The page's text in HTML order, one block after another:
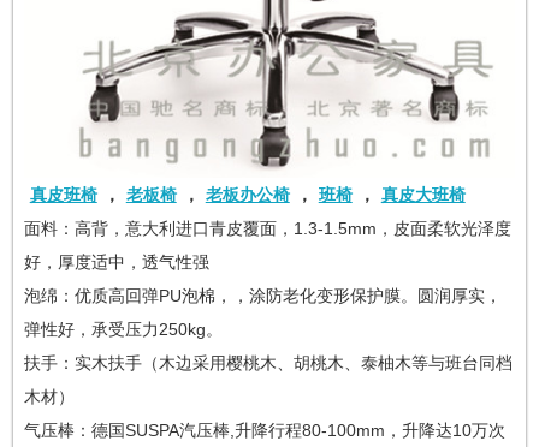
真皮班椅 ， 老板椅 ， 老板办公椅 ， 班椅 ，
真皮大班椅
面料：高背，意大利进口青皮覆面，1.3-1.5mm，皮面柔软光泽度
好，厚度适中，透气性强
泡绵：优质高回弹PU泡棉，，涂防老化变形保护膜。圆润厚实，
弹性好，承受压力250kg。
扶手：实木扶手（木边采用樱桃木、胡桃木、泰柚木等与班台同档
木材）
气压棒：德国SUSPA汽压棒,升降行程80-100mm，升降达10万次